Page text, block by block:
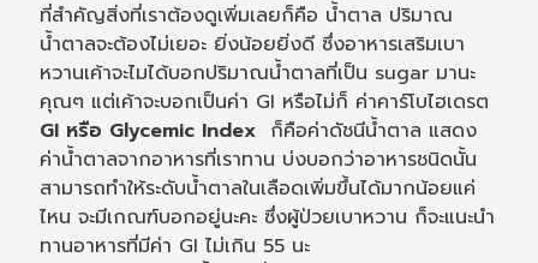
ที่สำคัญสิ่งที่เราต้องดูเพิ่มเลยก็คือ น้ำตาล ปริมาณ
น้ำตาลจะต้องไม่เยอะ ยิ่งน้อยยิ่งดี ซึ่งอาหารเสริมเบา
หวานเค้าจะไมได้บอกปริมาณน้ำตาลที่เป็น sugar มานะ
คุณๆ แต่เค้าจะบอกเป็นค่า GI หรือไม่ก็ ค่าคาร์โบไฮเดรต
GI หรือ Glycemic Index ก็คือค่าดัชนีน้ำตาล แสดง
ค่าน้ำตาลจากอาหารที่เราทาน บ่งบอกว่าอาหารชนิดนั้น
สามารถทำให้ระดับน้ำตาลในเลือดเพิ่มขึ้นได้มากน้อยแค่
ไหน จะมีเกณฑ์บอกอยู่นะคะ ซึ่งผู้ป่วยเบาหวาน ก็จะแนะนำ
ทานอาหารที่มีค่า GI ไม่เกิน 55 นะ